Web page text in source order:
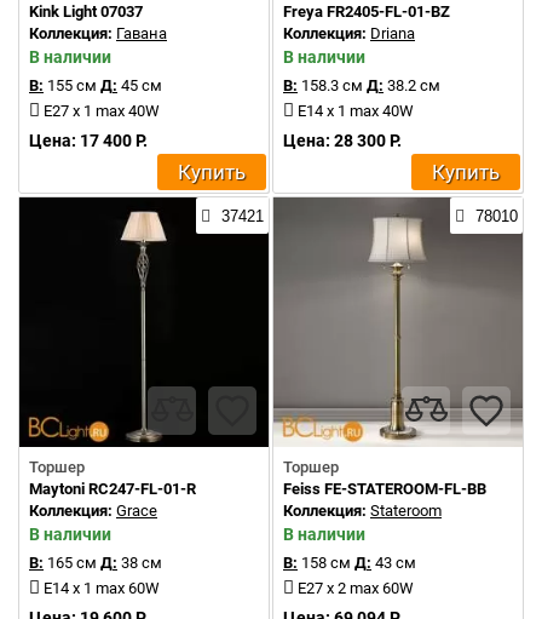
Kink Light 07037
Коллекция: Гавана
В наличии
В: 155 см Д: 45 см
E27 x 1 max 40W
Цена: 17 400 Р.
Купить
Freya FR2405-FL-01-BZ
Коллекция: Driana
В наличии
В: 158.3 см Д: 38.2 см
E14 x 1 max 40W
Цена: 28 300 Р.
Купить
37421
Торшер
Maytoni RC247-FL-01-R
Коллекция: Grace
В наличии
В: 165 см Д: 38 см
E14 x 1 max 60W
78010
Торшер
Feiss FE-STATEROOM-FL-BB
Коллекция: Stateroom
В наличии
В: 158 см Д: 43 см
E27 x 2 max 60W